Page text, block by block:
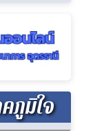
ภูมิใจ